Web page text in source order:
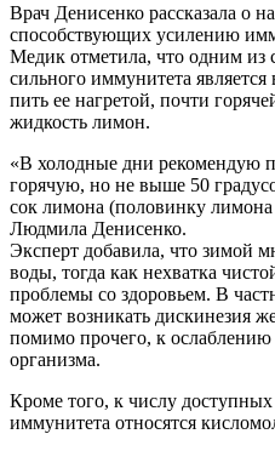
Врач Денисенко рассказала о
способствующих усилению
Медик отметила, что одним из
сильного иммунитета является
пить ее нагретой, почти
жидкость лимон.
«В холодные дни рекомендую
горячую, но не выше 50
сок лимона (половинку
Людмила Денисенко.
Эксперт добавила, что зимой
воды, тогда как нехватка
проблемы со здоровьем. В
может возникать дискинезия
помимо прочего, к
организма.
Кроме того, к числу
иммунитета относятся